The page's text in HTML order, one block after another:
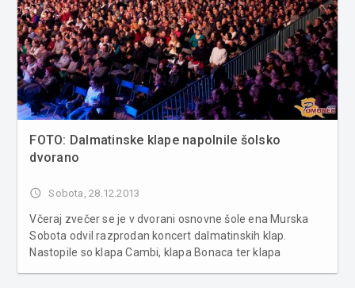
FOTO: Dalmatinske klape napolnile šolsko
dvorano
access_time Sobota, 28.12.2013
Včeraj zvečer se je v dvorani osnovne šole ena Murska
Sobota odvil razprodan koncert dalmatinskih klap.
Nastopile so klapa Cambi, klapa Bonaca ter klapa